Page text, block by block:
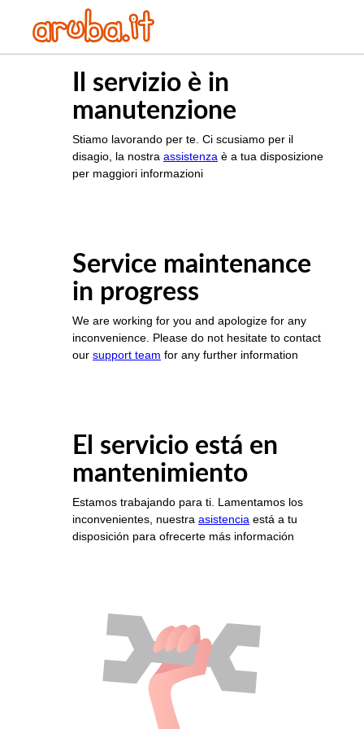
Il servizio è in
manutenzione
Stiamo lavorando per te. Ci scusiamo per il
disagio, la nostra assistenza è a tua disposizione
per maggiori informazioni
Service maintenance
in progress
We are working for you and apologize for any
inconvenience. Please do not hesitate to contact
our support team for any further information
El servicio está en
mantenimiento
Estamos trabajando para ti. Lamentamos los
inconvenientes, nuestra asistencia está a tu
disposición para ofrecerte más información